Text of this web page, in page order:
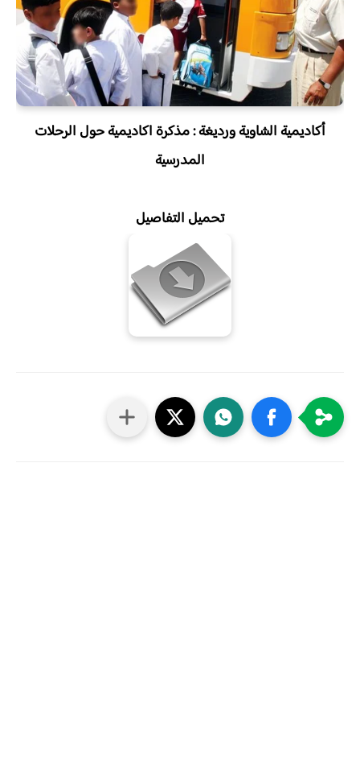
أكاديمية الشاوية ورديغة : مذكرة اكاديمية حول الرحلات
المدرسية
تحميل التفاصيل